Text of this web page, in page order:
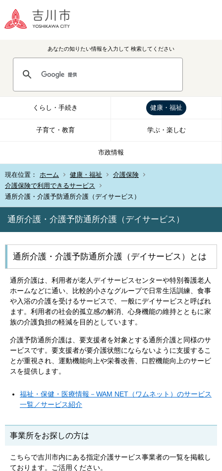
あなたの知りたい情報を入力して 検索してください
くらし・手続き 健康・福祉
子育て・教育 学ぶ・楽しむ
市政情報
現在位置： ホーム 健康・福祉
介護保険
介護保険で利用できるサービス
通所介護・介護予防通所介護（デイサービス）
通所介護・介護予防通所介護（デイサービス）
通所介護・介護予防通所介護（デイサービス）とは
通所介護は、利用者が老人デイサービスセンターや特別養護老人
ホームなどに通い、比較的小さなグループで日常生活訓練、食事
や入浴の介護を受けるサービスで、一般にデイサービスと呼ばれ
ます。利用者の社会的孤立感の解消、心身機能の維持とともに家
族の介護負担の軽減を目的としています。
介護予防通所介護は、要支援者を対象とする通所介護と同様のサ
ービスです。要支援者が要介護状態にならないように支援するこ
とが重視され、運動機能向上や栄養改善、口腔機能向上のサービ
スを提供します。
福祉・保健・医療情報－WAM NET（ワムネット）のサービス
一覧／サービス紹介
事業所をお探しの方は
こちらで吉川市内にある指定介護サービス事業者の一覧を掲載し
ております。ご活用ください。